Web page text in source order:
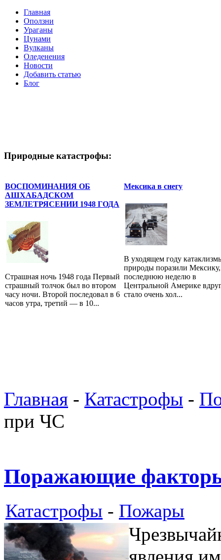
Главная
Оползни
Ураганы
Цунами
Вулканы
Оледенения
Новости
Добавить статью
Блог
Природные катастрофы:
ВОСПОМИНАНИЯ ОБ
АШХАБАДСКОМ
ЗЕМЛЕТРЯСЕНИИ 1948 ГОДА
Страшная ночь 1948 года Первый
страшный толчок был во втором
часу ночи. Второй последовал в 6
часов утра, третий — в 10...
Мексика в снегу
В уходящем году
природы поразили Мексику,
последнюю неделю в
Центральной Америке
стало очень хол...
Главная - Катастрофы -
при ЧС
Поражающие
Катастрофы - Пожары